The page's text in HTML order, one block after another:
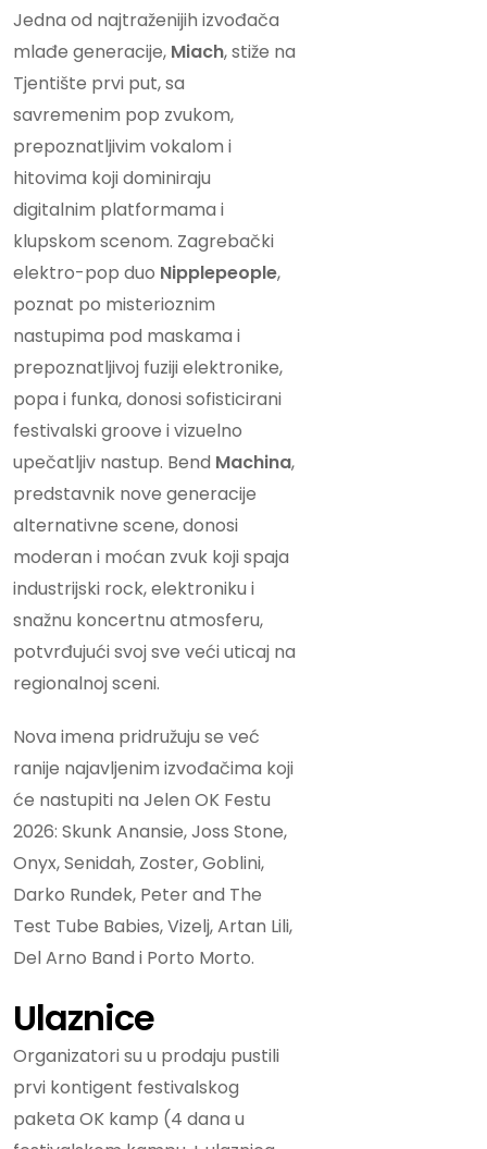
Jedna od najtraženijih izvođača
mlađe generacije, Miach, stiže na
Tjentište prvi put, sa
savremenim pop zvukom,
prepoznatljivim vokalom i
hitovima koji dominiraju
digitalnim platformama i
klupskom scenom. Zagrebački
elektro-pop duo Nipplepeople,
poznat po misterioznim
nastupima pod maskama i
prepoznatljivoj fuziji elektronike,
popa i funka, donosi sofisticirani
festivalski groove i vizuelno
upečatljiv nastup. Bend Machina,
predstavnik nove generacije
alternativne scene, donosi
moderan i moćan zvuk koji spaja
industrijski rock, elektroniku i
snažnu koncertnu atmosferu,
potvrđujući svoj sve veći uticaj na
regionalnoj sceni.
Nova imena pridružuju se već
ranije najavljenim izvođačima koji
će nastupiti na Jelen OK Festu
2026: Skunk Anansie, Joss Stone,
Onyx, Senidah, Zoster, Goblini,
Darko Rundek, Peter and The
Test Tube Babies, Vizelj, Artan Lili,
Del Arno Band i Porto Morto.
Ulaznice
Organizatori su u prodaju pustili
prvi kontigent festivalskog
paketa OK kamp (4 dana u